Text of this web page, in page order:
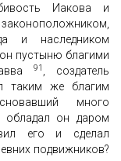
Иакова и
и наследником
пустыню благими
91
, создатель
таким же благим
много
обладал он даром
его и сделал
подвижников?